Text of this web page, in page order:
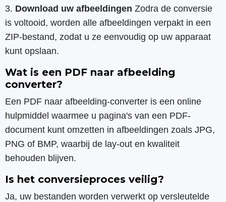
3. Download uw afbeeldingen Zodra de conversie
is voltooid, worden alle afbeeldingen verpakt in een
ZIP-bestand, zodat u ze eenvoudig op uw apparaat
kunt opslaan.
Wat is een PDF naar afbeelding
converter?
Een PDF naar afbeelding-converter is een online
hulpmiddel waarmee u pagina's van een PDF-
document kunt omzetten in afbeeldingen zoals JPG,
PNG of BMP, waarbij de lay-out en kwaliteit
behouden blijven.
Is het conversieproces veilig?
Ja, uw bestanden worden verwerkt op versleutelde